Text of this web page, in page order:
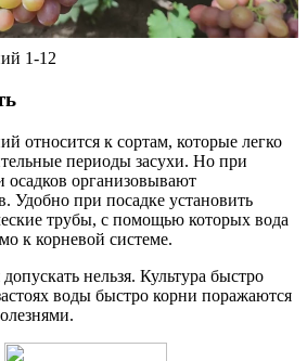
1-12
относится к сортам, которые легко
периоды засухи. Но при
осадков организовывают
Удобно при посадке установить
трубы, с помощью которых вода
к корневой системе.
нельзя. Культура быстро
воды быстро корни поражаются